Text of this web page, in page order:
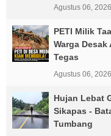
Agustus 06, 2026
PETI Milik
Warga
Tegas
Agustus 06, 2026
Hujan Lebat
Sikapas -
Tumbang